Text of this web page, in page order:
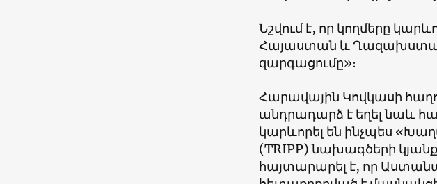
Նշվում է, որ կողմերը
Հայաստան և
զարգացումը»։
Հարավային Կովկասի
անդրադարձ է եղել նաև
կարևորել են ինչպես
(TRIPP) նախագծերի
հայտարարել է, որ